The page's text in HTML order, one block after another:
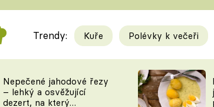
Videorecepty
TEĎ VAŘÍ ŠÉF!
Tipy a
KAM ZA
Trendy: Kuře Polévky k večeři
Nepečené jahodové řezy
– lehký a osvěžující
dezert, na který